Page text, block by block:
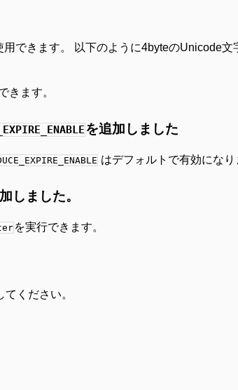
できます。 以下のように4byteのUnicode
きます。
を追加しました
はデフォルトで有効になり
しました。
を実行できます。
てください。